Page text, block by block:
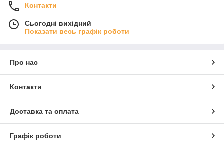
Контакти
Сьогодні вихідний
Показати весь графік роботи
Про нас
Контакти
Доставка та оплата
Графік роботи